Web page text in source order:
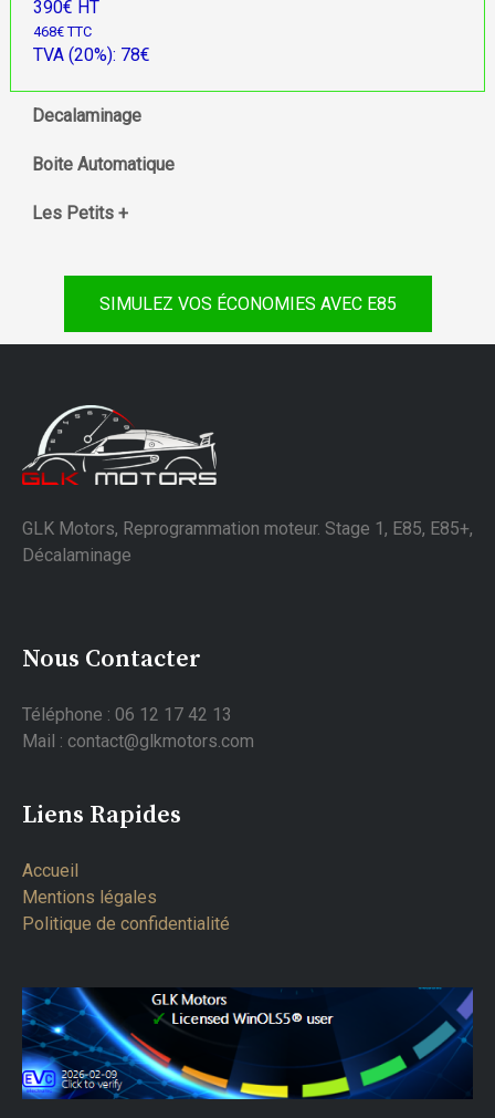
390€ HT
468€ TTC
TVA (20%): 78€
Decalaminage
Boite Automatique
Les Petits +
SIMULEZ VOS ÉCONOMIES AVEC E85
GLK Motors, Reprogrammation moteur. Stage 1, E85, E85+,
Décalaminage
Nous Contacter
Téléphone : 06 12 17 42 13
Mail : contact@glkmotors.com
Liens Rapides
Accueil
Mentions légales
Politique de confidentialité